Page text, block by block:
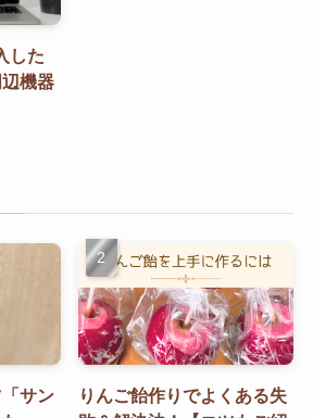
した
機器
サン
りんご飴作りでよくある失